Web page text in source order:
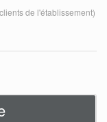
de l'établissement)